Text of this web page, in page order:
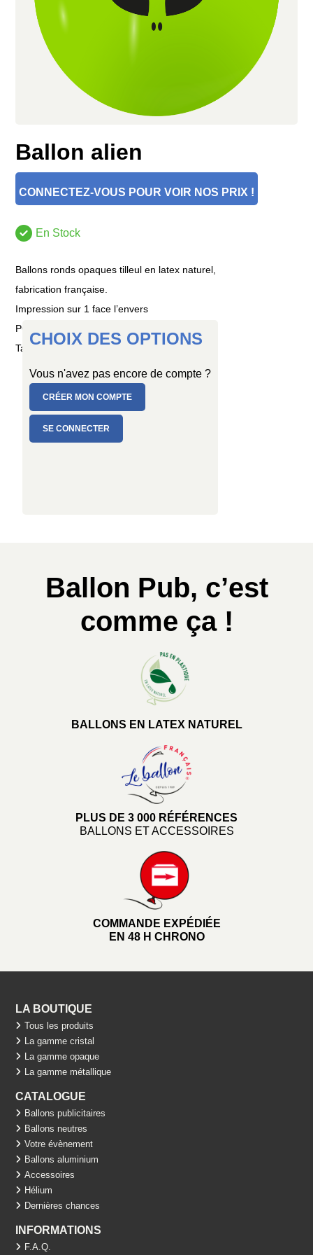
Ballon alien
CONNECTEZ-VOUS POUR VOIR NOS PRIX !
En Stock
Ballons ronds opaques tilleul en latex naturel,
fabrication française.
Impression sur 1 face l’envers
PC de 5 ballons
Taille : Ø 40 cm
CHOIX DES OPTIONS
Vous n'avez pas encore de compte ?
CRÉER MON COMPTE
SE CONNECTER
Ballon Pub, c’est
comme ça !
BALLONS EN LATEX NATUREL
PLUS DE 3 000 RÉFÉRENCES
BALLONS ET ACCESSOIRES
COMMANDE EXPÉDIÉE
EN 48 H CHRONO
LA BOUTIQUE
Tous les produits
La gamme cristal
La gamme opaque
La gamme métallique
CATALOGUE
Ballons publicitaires
Ballons neutres
Votre évènement
Ballons aluminium
Accessoires
Hélium
Dernières chances
INFORMATIONS
F.A.Q.